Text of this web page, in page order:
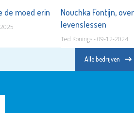
de moed erin
Nouchka Fontijn,
levenslessen
Ted Konings - 09-12-2024
Alle bedrijven